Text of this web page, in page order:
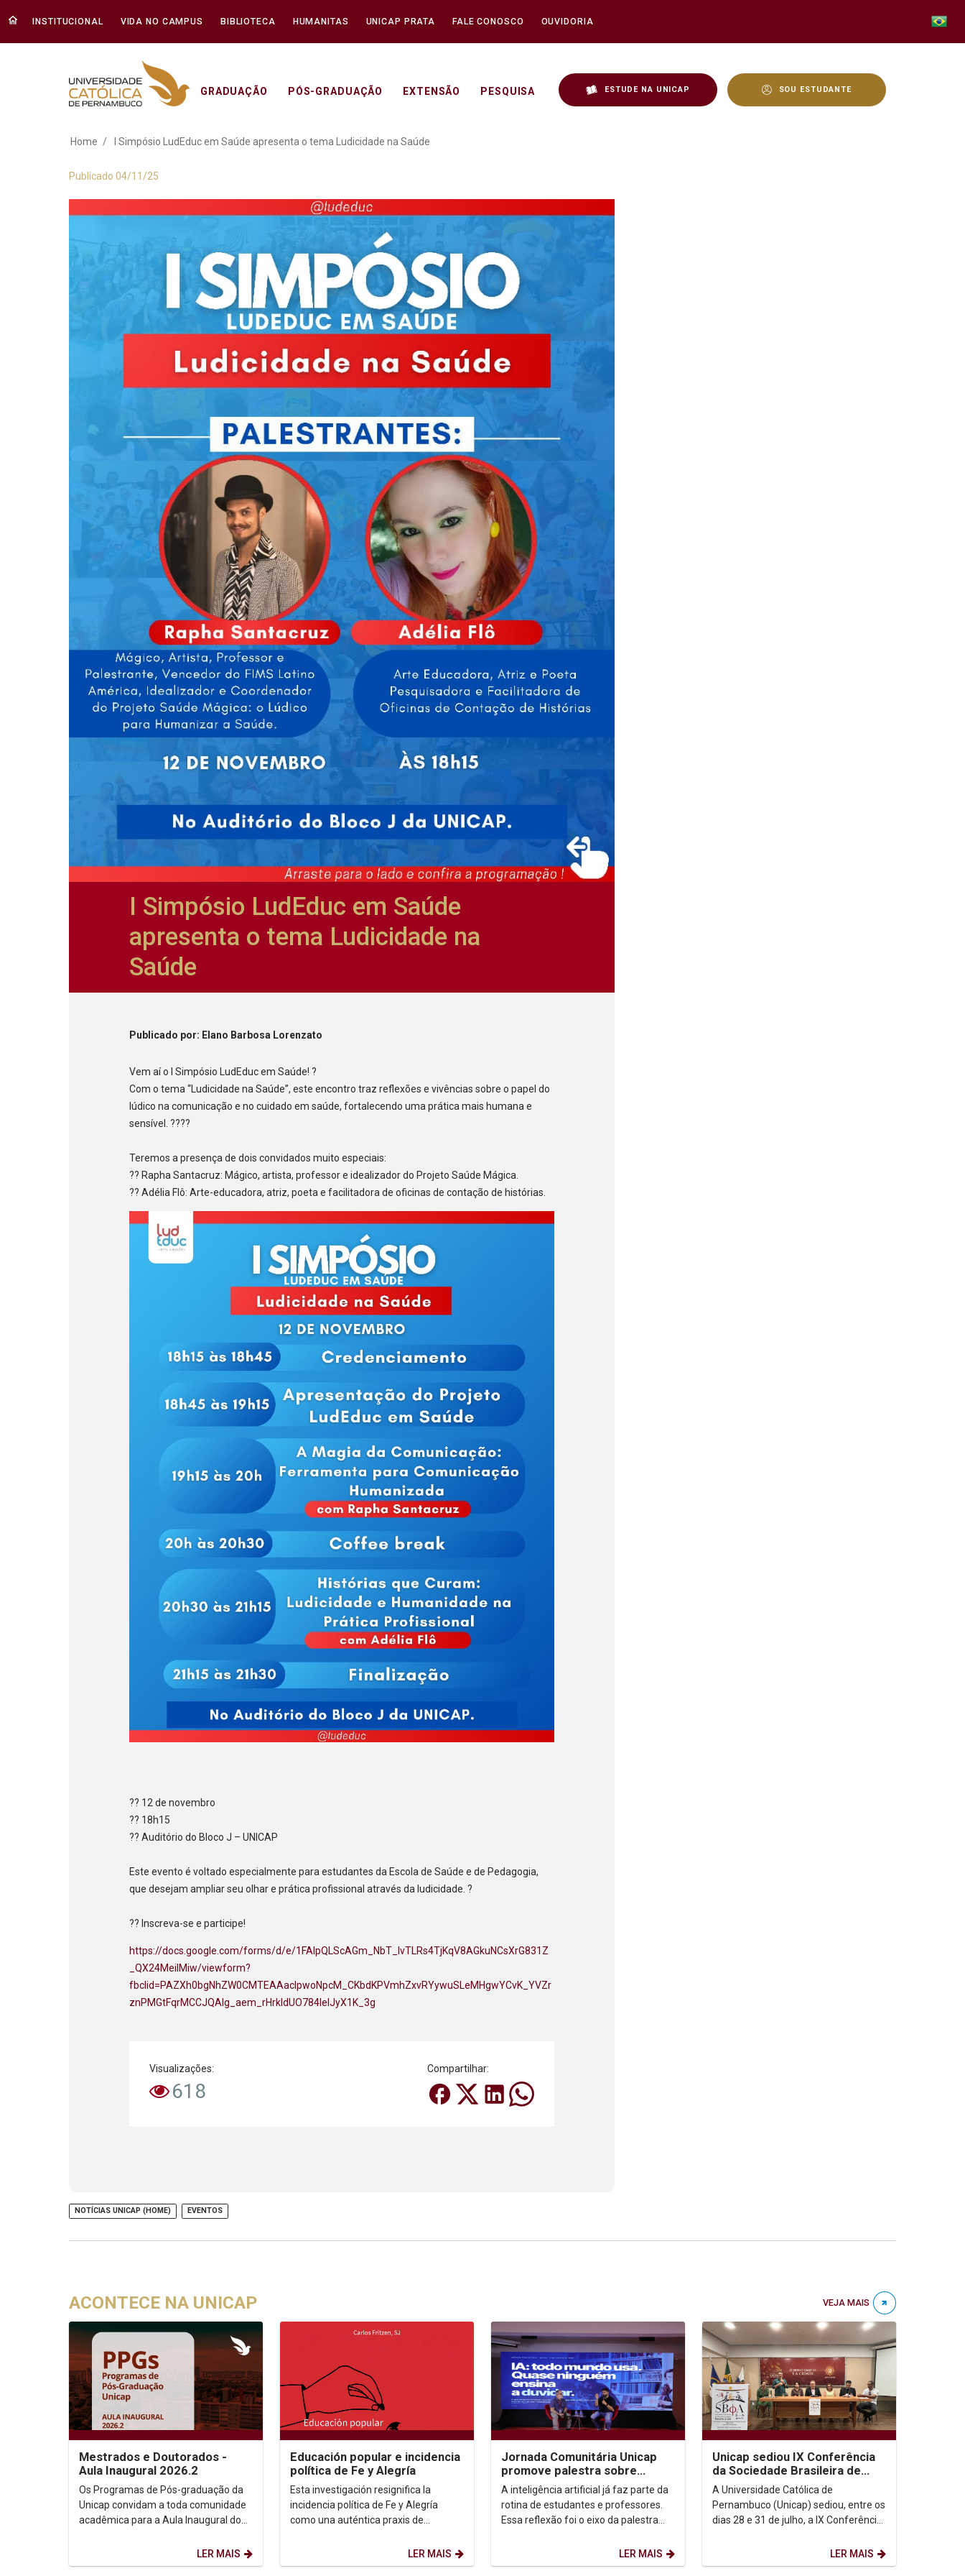
INSTITUCIONAL VIDA NO CAMPUS BIBLIOTECA HUMANITAS UNICAP PRATA FALE CONOSCO OUVIDORIA
GRADUAÇÃO PÓS-GRADUAÇÃO EXTENSÃO PESQUISA ESTUDE NA UNICAP SOU ESTUDANTE
I Simpósio LudEduc em Saúde apresenta o tema Ludicidade na
Home I Simpósio LudEduc em Saúde apresenta o tema Ludicidade na Saúde
Publicado 04/11/25
I Simpósio LudEduc em Saúde
apresenta o tema Ludicidade na
Saúde
Publicado por: Elano Barbosa Lorenzato
Vem aí o I Simpósio LudEduc em Saúde! ?
Com o tema “Ludicidade na Saúde”, este encontro traz reflexões e vivências sobre o papel do
lúdico na comunicação e no cuidado em saúde, fortalecendo uma prática mais humana e
sensível. ????
Teremos a presença de dois convidados muito especiais:
?? Rapha Santacruz: Mágico, artista, professor e idealizador do Projeto Saúde Mágica.
?? Adélia Flô: Arte-educadora, atriz, poeta e facilitadora de oficinas de contação de histórias.
?? 12 de novembro
?? 18h15
?? Auditório do Bloco J – UNICAP
Este evento é voltado especialmente para estudantes da Escola de Saúde e de Pedagogia,
que desejam ampliar seu olhar e prática profissional através da ludicidade. ?
?? Inscreva-se e participe!
https://docs.google.com/forms/d/e/1FAIpQLScAGm_NbT_IvTLRs4TjKqV8AGkuNCsXrG831Z
_QX24MeiIMiw/viewform?
fbclid=PAZXh0bgNhZW0CMTEAAaclpwoNpcM_CKbdKPVmhZxvRYywuSLeMHgwYCvK_YVZr
znPMGtFqrMCCJQAlg_aem_rHrkldUO784IelJyX1K_3g
Visualizações:
618
Compartilhar:
NOTÍCIAS UNICAP (HOME) EVENTOS
ACONTECE NA UNICAP VEJA MAIS
Mestrados e Doutorados -
Aula Inaugural 2026.2
Os Programas de Pós-graduação da
Unicap convidam a toda comunidade
acadêmica para a Aula Inaugural do
LER MAIS
Educación popular e incidencia
política de Fe y Alegría
Esta investigación resignifica la
incidencia política de Fe y Alegría
como una auténtica praxis de
LER MAIS
Jornada Comunitária Unicap
promove palestra sobre
aprendizagem com uso de IA
A inteligência artificial já faz parte da
rotina de estudantes e professores.
Essa reflexão foi o eixo da palestra
LER MAIS
Unicap sediou IX Conferência
da Sociedade Brasileira de
Filosofia Analítica
A Universidade Católica de
Pernambuco (Unicap) sediou, entre os
dias 28 e 31 de julho, a IX Conferência
LER MAIS